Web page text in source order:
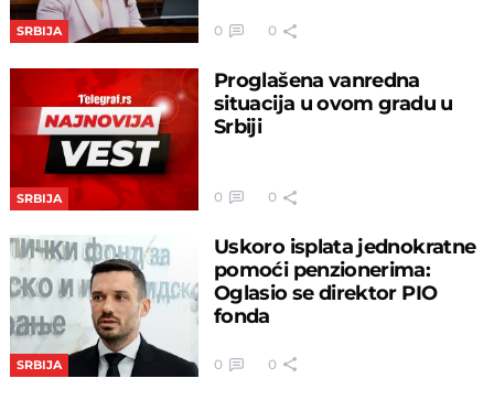
SRBIJA 0 0
SRBIJA
Proglašena vanredna
situacija u ovom gradu u
Srbiji
0 0
SRBIJA
Uskoro isplata jednokratne
pomoći penzionerima:
Oglasio se direktor PIO
fonda
0 0